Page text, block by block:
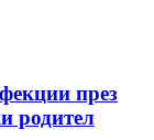
през
родител